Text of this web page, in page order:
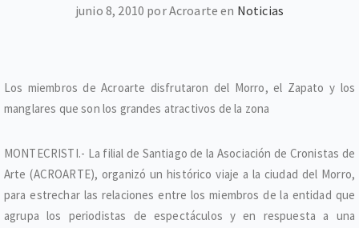
junio 8, 2010 por Acroarte en Noticias
Los miembros de Acroarte disfrutaron del Morro, el Zapato y los
manglares que son los grandes atractivos de la zona
MONTECRISTI.- La filial de Santiago de la Asociación de Cronistas de
Arte (ACROARTE), organizó un histórico viaje a la ciudad del Morro,
para estrechar las relaciones entre los miembros de la entidad que
agrupa los periodistas de espectáculos y en respuesta a una